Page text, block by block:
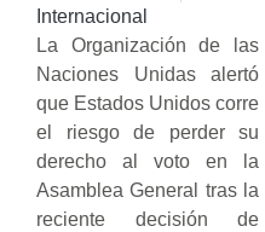
Internacional
La Organización de las
Naciones Unidas alertó
que Estados Unidos corre
el riesgo de perder su
derecho al voto en la
Asamblea General tras la
reciente decisión de